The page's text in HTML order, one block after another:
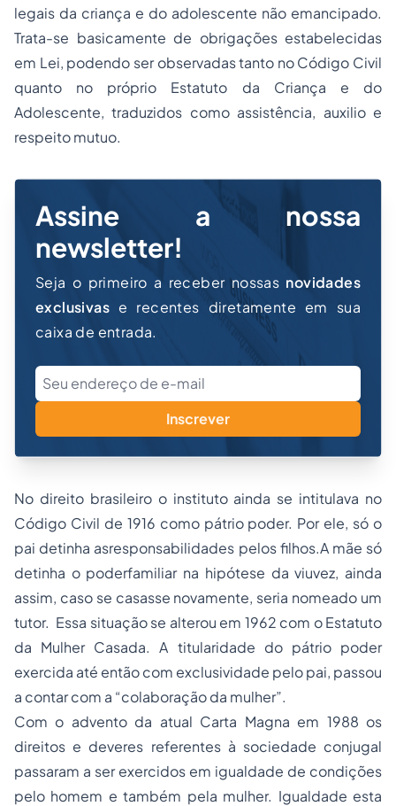
legais da criança e do adolescente não emancipado.
Trata-se basicamente de obrigações estabelecidas
em Lei, podendo ser observadas tanto no Código Civil
quanto no próprio Estatuto da Criança e do
Adolescente, traduzidos como assistência, auxilio e
respeito mutuo.
Assine a nossa
newsletter!
Seja o primeiro a receber nossas novidades
exclusivas e recentes diretamente em sua
caixa de entrada.
Inscrever
No direito brasileiro o instituto ainda se intitulava no
Código Civil de 1916 como pátrio poder. Por ele, só o
pai detinha asresponsabilidades pelos filhos.A mãe só
detinha o poderfamiliar na hipótese da viuvez, ainda
assim, caso se casasse novamente, seria nomeado um
tutor. Essa situação se alterou em 1962 com o Estatuto
da Mulher Casada. A titularidade do pátrio poder
exercida até então com exclusividade pelo pai, passou
a contar com a “colaboração da mulher”.
Com o advento da atual Carta Magna em 1988 os
direitos e deveres referentes à sociedade conjugal
passaram a ser exercidos em igualdade de condições
pelo homem e também pela mulher. Igualdade esta